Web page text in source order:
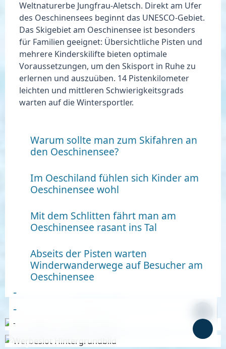
Weltnaturerbe Jungfrau-Aletsch. Direkt am Ufer
des Oeschinensees beginnt das UNESCO-Gebiet.
Das Skigebiet am Oeschinensee ist besonders
für Familien geeignet: Übersichtliche Pisten und
mehrere Kinderskilifte bieten optimale
Voraussetzungen, um den Skisport in Ruhe zu
erlernen und auszuüben. 14 Pistenkilometer
leichten und mittleren Schwierigkeitsgrads
warten auf die Wintersportler.
Warum sollte man zum Skifahren an
den Oeschinensee?
Im Oeschiland fühlen sich Kinder am
Oeschinensee wohl
Mit dem Schlitten fährt man am
Oeschinensee rasant ins Tal
Abseits der Pisten warten
Winderwanderwege auf Besucher am
Oeschinensee
Anzeige
-
Anzeige
-
-